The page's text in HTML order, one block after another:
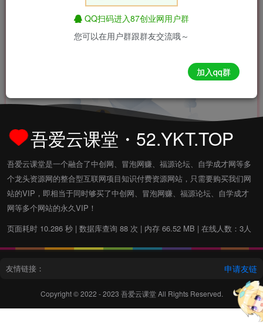
该内容已隐藏
登录后可查看此文章
温馨提示：本文最后更新于 2025-06-27
12:19:34 ，某些文章具有时效性，若有错误或已失效，
QQ扫码进入87创业网用户群
您可以在用户群跟群友交流哦～
加入qq群
吾爱云课堂・52.YKT.TOP
吾爱云课堂是一个融合了中创网、冒泡网赚、福源论坛、自学成才网等多
个龙头资源网的整合型互联网项目知识付费资源网站，只需要购买我们网
站的VIP，即相当于同时够买了中创网、冒泡网赚、福源论坛、自学成才
网等多个网站的永久VIP！
页面耗时 10.286 秒 | 数据库查询 88 次 | 内存 66.52 MB | 在线人数：3人
友情链接： 申请友链
Copyright © 2022 - 2023 吾爱云课堂All Rights Reserved.